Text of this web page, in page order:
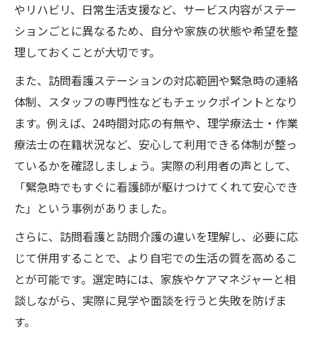
やリハビリ、日常生活支援など、サービス内容がステー
ションごとに異なるため、自分や家族の状態や希望を整
理しておくことが大切です。
また、訪問看護ステーションの対応範囲や緊急時の連絡
体制、スタッフの専門性などもチェックポイントとなり
ます。例えば、24時間対応の有無や、理学療法士・作業
療法士の在籍状況など、安心して利用できる体制が整っ
ているかを確認しましょう。実際の利用者の声として、
「緊急時でもすぐに看護師が駆けつけてくれて安心でき
た」という事例がありました。
さらに、訪問看護と訪問介護の違いを理解し、必要に応
じて併用することで、より自宅での生活の質を高めるこ
とが可能です。選定時には、家族やケアマネジャーと相
談しながら、実際に見学や面談を行うと失敗を防げま
す。